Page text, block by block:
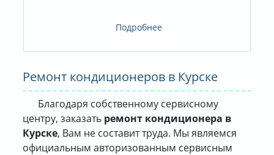
Подробнее
Ремонт кондиционеров в Курске
Благодаря собственному сервисному
центру, заказать ремонт кондиционера в
Курске, Вам не составит труда. Мы являемся
официальным авторизованным сервисным